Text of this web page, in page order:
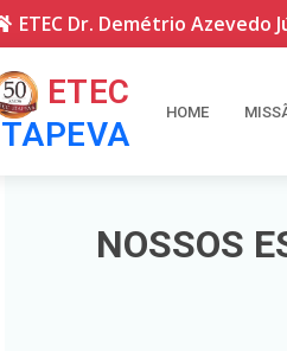
ETEC Dr. Demétrio Azevedo
ETEC
HOME
NOSSOS